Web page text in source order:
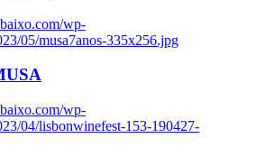
wp-
05/musa7anos-335x256.jpg
wp-
04/lisbonwinefest-153-190427-